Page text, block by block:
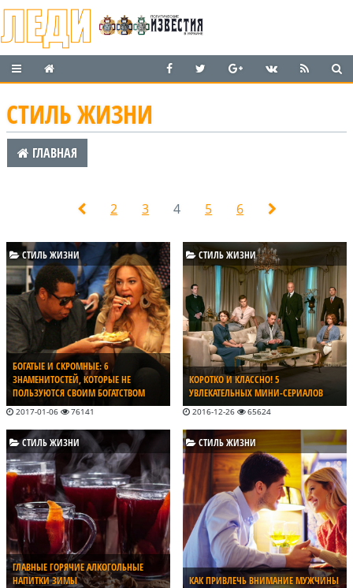
СТИЛЬ ЖИЗНИ
ГЛАВНАЯ
2 3 4 5 6
СТИЛЬ ЖИЗНИ
БОГАТЫЕ И СКРОМНЫЕ: 6
ЗНАМЕНИТОСТЕЙ, КОТОРЫЕ НЕ
ПОЛЬЗУЮТСЯ СВОИМ БОГАТСТВОМ
2017-01-06 76141
СТИЛЬ ЖИЗНИ
КОРОТКО И КЛАССНО! 5
УВЛЕКАТЕЛЬНЫХ МИНИ-СЕРИАЛОВ
2016-12-26 65624
СТИЛЬ ЖИЗНИ
ГЛАВНЫЕ ГОРЯЧИЕ АЛКОГОЛЬНЫЕ
НАПИТКИ ЗИМЫ
СТИЛЬ ЖИЗНИ
КАК ПРИВЛЕЧЬ ВНИМАНИЕ МУЖЧИНЫ